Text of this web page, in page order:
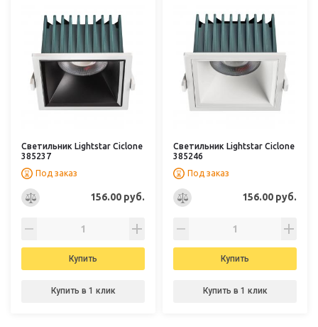
Светильник Lightstar Ciclone
385237
Под заказ
156.00 руб.
Купить
Купить в 1 клик
Светильник Lightstar Ciclone
385246
Под заказ
156.00 руб.
Купить
Купить в 1 клик